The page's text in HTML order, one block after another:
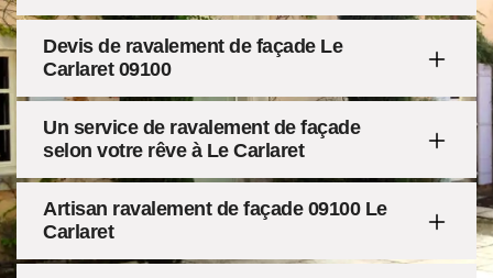
Devis de ravalement de façade Le
Carlaret 09100
Un service de ravalement de façade
selon votre rêve à Le Carlaret
Artisan ravalement de façade 09100 Le
Carlaret